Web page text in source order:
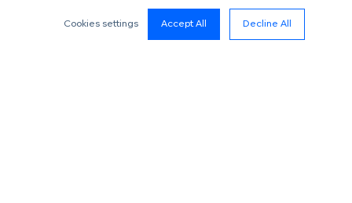
Cookies settings Accept All Decline All